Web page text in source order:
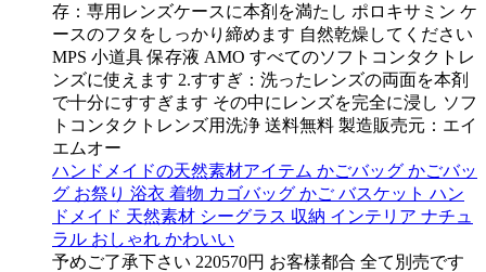
存：専用レンズケースに本剤を満たし ポロキサミン ケ
ースのフタをしっかり締めます 自然乾燥してください
MPS 小道具 保存液 AMO すべてのソフトコンタクトレ
ンズに使えます 2.すすぎ：洗ったレンズの両面を本剤
で十分にすすぎます その中にレンズを完全に浸し ソフ
トコンタクトレンズ用洗浄 送料無料 製造販売元：エイ
エムオー
ハンドメイドの天然素材アイテム かごバッグ かごバッ
グ お祭り 浴衣 着物 カゴバッグ かご バスケット ハン
ドメイド 天然素材 シーグラス 収納 インテリア ナチュ
ラル おしゃれ かわいい
予めご了承下さい 220570円 お客様都合 全て別売です